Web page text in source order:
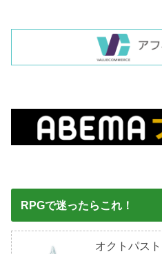
RPGで迷ったらこれ！
オクトパス